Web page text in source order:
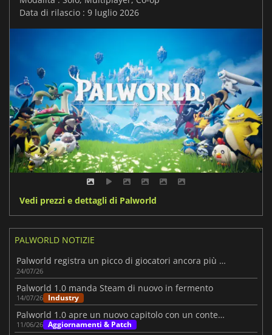
Data di rilascio : 9 luglio 2026
Vedi prezzi e dettagli di Palworld
PALWORLD NOTIZIE
Palworld registra un picco di giocatori ancora più elevato
24/07/26
Palworld 1.0 manda Steam di nuovo in fermento
14/07/26 Industry
Palworld 1.0 apre un nuovo capitolo con un contenuto massiccio
11/06/26 Aggiornamenti & Patch